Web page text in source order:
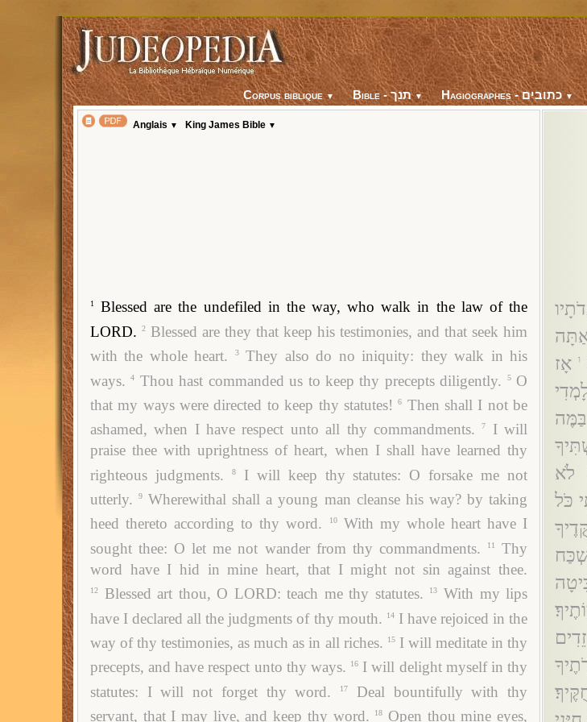
Corpus biblique▼ Bible - תנך▼ Hagiographes - כתובים▼
Anglais ▼ King James Bible ▼
1
Blessed are the undefiled in the way, who walk in the law of the
LORD.
2 Blessed are they that keep his testimonies, and that seek him
with the whole heart.
3
They also do no iniquity: they walk in his
ways.
4 Thou hast commanded us to keep thy precepts diligently. 5
O
that my ways were directed to keep thy statutes!
6
Then shall I not be
ashamed, when I have respect unto all thy commandments.
7
I will
praise thee with uprightness of heart, when I shall have learned thy
righteous judgments.
8
I will keep thy statutes: O forsake me not
utterly.
9
Wherewithal shall a young man cleanse his way? by taking
heed thereto according to thy word.
10
With my whole heart have I
sought thee: O let me not wander from thy commandments.
11
Thy
word have I hid in mine heart, that I might not sin against thee.
12 Blessed art thou, O LORD: teach me thy statutes. 13
With my lips
have I declared all the judgments of thy mouth.
14 I have rejoiced in the
way of thy testimonies, as much as in all riches.
15 I will meditate in thy
precepts, and have respect unto thy ways.
16 I will delight myself in thy
statutes: I will not forget thy word.
17
Deal bountifully with thy
servant, that I may live, and keep thy word.
18 Open thou mine eyes,
ו אָז
בַּמֶּה
לֹא
כֹּל